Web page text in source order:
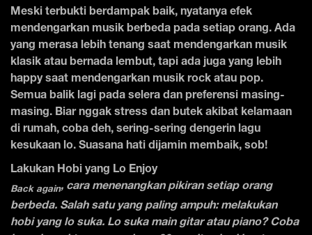
Meski terbukti berdampak baik, nyatanya efek
mendengarkan musik berbeda pada setiap orang. Ada
yang merasa lebih tenang saat mendengarkan musik
klasik atau bernada lembut, tapi ada juga yang lebih
happy saat mendengarkan musik rock atau pop.
Semua balik lagi pada selera dan preferensi masing-
masing. Biar nggak stress dan butek akibat kelamaan
di rumah, coba deh, sering-sering dengerin lagu
kesukaan lo. Suasana hati dijamin membaik, sob!
Lakukan Hobi yang Lo Enjoy
Back again, cara menenangkan pikiran setiap orang
berbeda. Salah satu yang paling ampuh: melakukan
hobi yang lo suka. Lo suka main gitar atau piano? Coba